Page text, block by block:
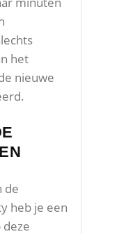
het
nieuwe
de
heb je een